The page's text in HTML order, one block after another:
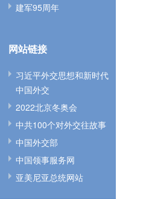
建军95周年
网站链接
习近平外交思想和新时代
中国外交
2022北京冬奥会
中共100个对外交往故事
中国外交部
中国领事服务网
亚美尼亚总统网站